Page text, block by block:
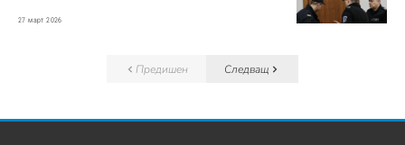
27 март 2026
Предишен Следващ